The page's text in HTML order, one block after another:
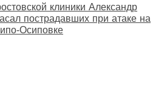
клиники Александр
пострадавших при атаке на